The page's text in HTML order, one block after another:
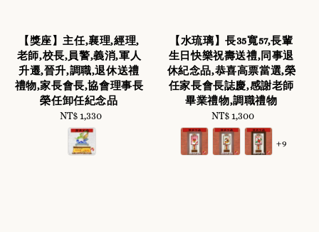
【獎座】主任,襄理,經理,
老師,校長,員警,義消,軍人
升遷,晉升,調職,退休送禮
禮物,家長會長,協會理事長
榮任卸任紀念品
Regular
price
NT$ 1,330
【水琉璃】長35寬57,長輩
生日快樂祝壽送禮,同事退
休紀念品,恭喜高票當選,榮
任家長會長誌慶,感謝老師
畢業禮物,調職禮物
Regular
price
NT$ 1,300
+9